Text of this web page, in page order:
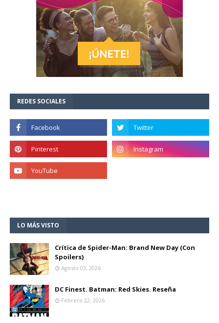
REDES SOCIALES
LO MÁS VISTO
Crítica de Spider-Man: Brand New Day (Con
Spoilers)
Agosto 03, 2026
DC Finest. Batman: Red Skies. Reseña
Febrero 22, 2026